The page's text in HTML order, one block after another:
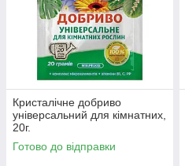
Кристалічне добриво
універсальний для кімнатних,
20г.
Готово до відправки